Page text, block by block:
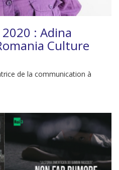
: Adina
Culture
de la communication à